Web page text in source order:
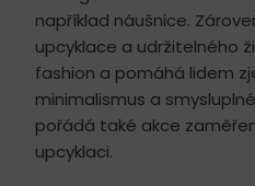
například náušnice.
upcyklace a udržitelného
fashion a pomáhá lidem
minimalismus a smysluplné
pořádá také akce
upcyklaci.